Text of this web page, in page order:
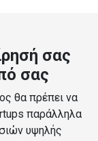
σας
σας
θα πρέπει να
παράλληλα
υψηλής